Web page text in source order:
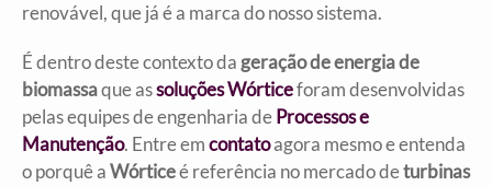
renovável, que já é a marca do nosso sistema.
É dentro deste contexto da geração de energia de
biomassaque assoluções Wórticeforam desenvolvidas
pelas equipes de engenharia deProcessos e
Manutenção. Entre emcontatoagora mesmo e entenda
o porquê aWórticeé referência no mercado deturbinas